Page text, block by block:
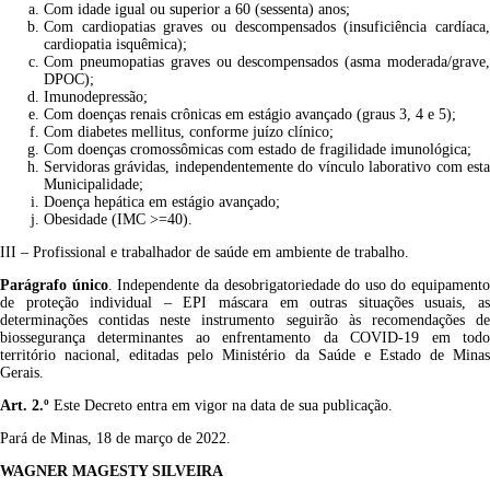
Com idade igual ou superior a 60 (sessenta) anos;
Com cardiopatias graves ou descompensados (insuficiência cardíaca,
cardiopatia isquêmica);
Com pneumopatias graves ou descompensados (asma moderada/grave,
DPOC);
Imunodepressão;
Com doenças renais crônicas em estágio avançado (graus 3, 4 e 5);
Com diabetes mellitus, conforme juízo clínico;
Com doenças cromossômicas com estado de fragilidade imunológica;
Servidoras grávidas, independentemente do vínculo laborativo com esta
Municipalidade;
Doença hepática em estágio avançado;
Obesidade (IMC >=40).
III – Profissional e trabalhador de saúde em ambiente de trabalho.
Parágrafo único. Independente da desobrigatoriedade do uso do equipamento
de proteção individual – EPI máscara em outras situações usuais, as
determinações contidas neste instrumento seguirão às recomendações de
biossegurança determinantes ao enfrentamento da COVID-19 em todo
território nacional, editadas pelo Ministério da Saúde e Estado de Minas
Gerais.
Art. 2.º Este Decreto entra em vigor na data de sua publicação.
Pará de Minas, 18 de março de 2022.
WAGNER MAGESTY SILVEIRA